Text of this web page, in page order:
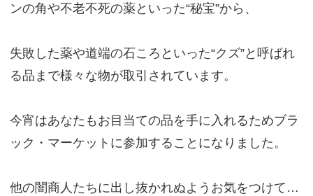
ンの角や不老不死の薬といった“秘宝”から、
失敗した薬や道端の石ころといった“クズ”と呼ばれ
る品まで様々な物が取引されています。
今宵はあなたもお目当ての品を手に入れるためブラ
ック・マーケットに参加することになりました。
他の闇商人たちに出し抜かれぬようお気をつけて…